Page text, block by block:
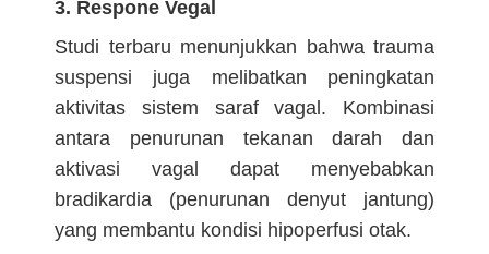
3. Respone Vegal
Studi terbaru menunjukkan bahwa trauma
suspensi juga melibatkan peningkatan
aktivitas sistem saraf vagal. Kombinasi
antara penurunan tekanan darah dan
aktivasi vagal dapat menyebabkan
bradikardia (penurunan denyut jantung)
yang membantu kondisi hipoperfusi otak.